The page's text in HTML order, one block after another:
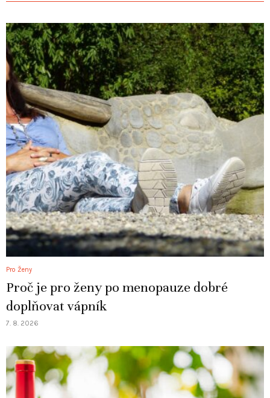
Pro Ženy
Proč je pro ženy po menopauze dobré
doplňovat vápník
7. 8. 2026